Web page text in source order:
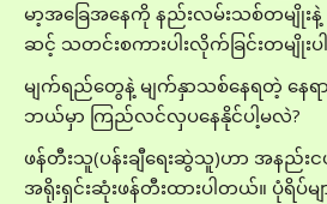
မာ့အခြေအနေကို နည်းလမ်းသစ်တမျို
ဆင့် သတင်းစကားပါးလိုက်ခြင်းတမျိုးပ
မျက်ရည်တွေနဲ့ မျက်နှာသစ်နေရတဲ့ နေ
ဘယ်မှာ ကြည်လင်လှပနေနိုင်ပါ့မလဲ?
ဖန်တီးသူ(ပန်းချီရေးဆွဲသူ)ဟာ အနည်း
အရိုးရှင်းဆုံးဖန်တီးထားပါတယ်။ ပုံရိပ်မ